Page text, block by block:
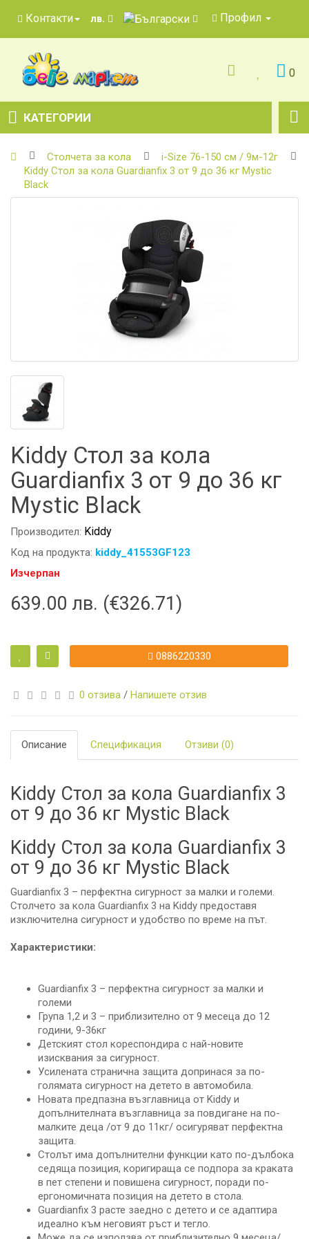
Контакти лв. Профил
0
КАТЕГОРИИ
Столчета за кола
i-Size 76-150 см / 9м-12г
Kiddy Стол за кола Guardianfix 3 от 9 до 36 кг Mystic
Black
Kiddy Стол за кола
Guardianfix 3 от 9 до 36 кг
Mystic Black
Производител: Kiddy
Код на продукта: kiddy_41553GF123
Изчерпан
639.00 лв. (€326.71)
0886220330
0 отзива / Напишете отзив
Описание Спецификация Отзиви (0)
Kiddy Стол за кола Guardianfix 3
от 9 до 36 кг Mystic Black
Kiddy Стол за кола Guardianfix 3
от 9 до 36 кг Mystic Black
Guardianfix 3 – перфектна сигурност за малки и големи.
Столчето за кола Guardianfix 3 на Kiddy предоставя
изключителна сигурност и удобство по време на път.
Характеристики:
Guardianfix 3 – перфектна сигурност за малки и
големи
Група 1,2 и 3 – приблизително от 9 месеца до 12
години, 9-36кг
Детският стол кореспондира с най-новите
изисквания за сигурност.
Усилената странична защита допринася за по-
голямата сигурност на детето в автомобила.
Новата предпазна възглавница от Kiddy и
допълнителната възглавница за повдигане на по-
малките деца /от 9 до 11кг/ осигуряват перфектна
защита.
Столът има допълнителни функции като по-дълбока
седяща позиция, коригираща се подпора за краката
в пет степени и повишена сигурност, поради по-
ергономичната позиция на детето в стола.
Guardianfix 3 расте заедно с детето и се адаптира
идеално към неговият ръст и тегло.